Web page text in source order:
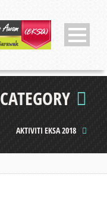
CATEGORY
AKTIVITI EKSA 2018